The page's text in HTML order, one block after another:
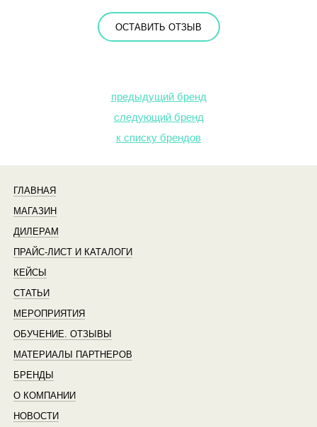
все совместимо и прекрасно работает в тандеме.
Производитель не врет – действительно для
ОСТАВИТЬ ОТЗЫВ
предыдущий бренд
следующий бренд
к списку брендов
ГЛАВНАЯ
МАГАЗИН
ДИЛЕРАМ
ПРАЙС-ЛИСТ И КАТАЛОГИ
КЕЙСЫ
СТАТЬИ
МЕРОПРИЯТИЯ
ОБУЧЕНИЕ. ОТЗЫВЫ
МАТЕРИАЛЫ ПАРТНЕРОВ
БРЕНДЫ
О КОМПАНИИ
НОВОСТИ